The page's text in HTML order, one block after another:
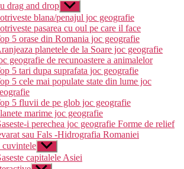
drag and drop Arată
submeniul
blana/penajul joc geografie
pasarea cu oul pe care il face
5 orase din Romania joc geografie
planetele de la Soare joc geografie
geografie de recunoastere a animalelor
5 tari dupa suprafata joc geografie
5 cele mai populate state din lume joc
5 fluvii de pe glob joc geografie
marime joc geografie
i perechea joc geografie Forme de relief
sau Fals -Hidrografia Romaniei
cuvintele Arată
submeniul
capitalele Asiei